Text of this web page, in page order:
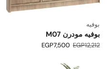
بوفيه
بوفيه مودرن M07
EGP12,212
EGP7,500